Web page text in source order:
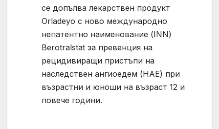
се допълва лекарствен продукт
Orladeyo с ново международно
непатентно наименование (INN)
Berotralstat за превенция на
рецидивиращи пристъпи на
наследствен ангиоедем (HAE) при
възрастни и юноши на възраст 12 и
повече години.